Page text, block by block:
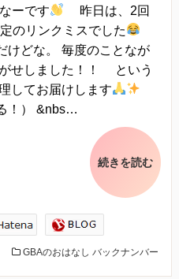
ーです
昨日は、2回
のリンクミスでした
けどな。 毎度のことなが
せしました！！ という
してお届けします
！） &nbs…
続きを読む
GBAのおはなし バックナンバー